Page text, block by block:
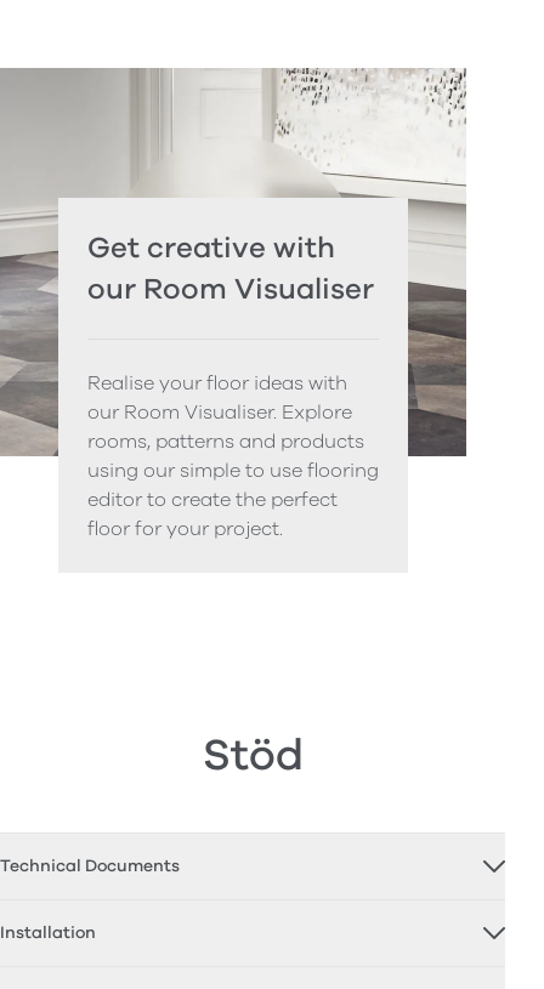
Get creative with
our Room Visualiser
Realise your floor ideas with
our Room Visualiser. Explore
rooms, patterns and products
using our simple to use flooring
editor to create the perfect
floor for your project.
Stöd
Technical Documents
Installation